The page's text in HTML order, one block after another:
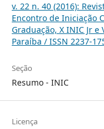
v. 22 n. 40 (2016):
Encontro de Iniciação
Graduação, X INIC Jr
Paraíba / ISSN 2237-
Seção
Resumo - INIC
Licença